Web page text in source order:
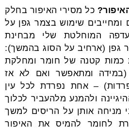
כל מסירי האיפור בחלק
ומחייבים שימוש בצמר גפן על
המוחלטת שלי מבחינת
גפן (ארחיב על הסוג בהמשך):
כמות קטנה של חומר ומחלקת
ומתאפשר ואם לא אז
– אחת נפרדת לכל עין
ולהמנע מלהעביר לכלוך
מניחה אותן על הריסים למשך
לחומר להמיס את האיפור